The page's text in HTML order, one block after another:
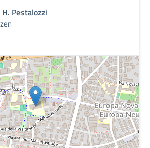
Pestalozzi